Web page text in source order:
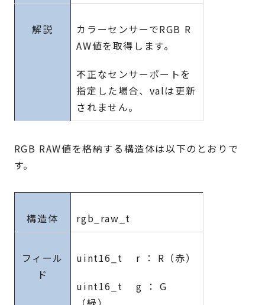
解説
カラーセンサーでRGB R
AW値を取得します。
不正なセンサーポートを
指定した場合、valは更新
されません。
RGB RAW値を格納する構造体は以下のとおりで
す。
構造体 rgb_raw_t
フィール
ド
uint16_t r ： R（赤）
uint16_t g ： G